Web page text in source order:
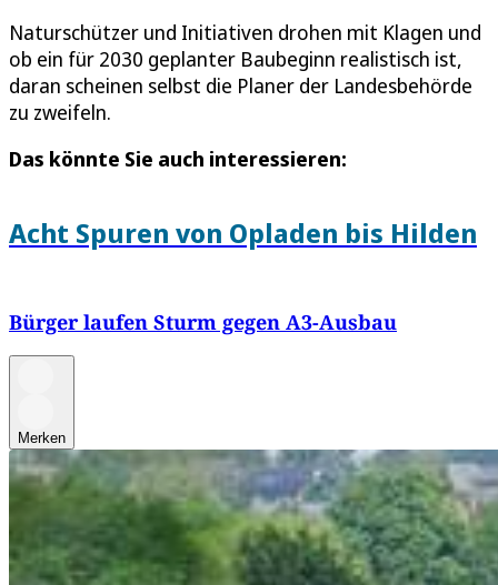
Naturschützer und Initiativen drohen mit Klagen und
ob ein für 2030 geplanter Baubeginn realistisch ist,
daran scheinen selbst die Planer der Landesbehörde
zu zweifeln.
Das könnte Sie auch interessieren:
Acht Spuren von Opladen bis Hilden
Bürger laufen Sturm gegen A3-Ausbau
Merken